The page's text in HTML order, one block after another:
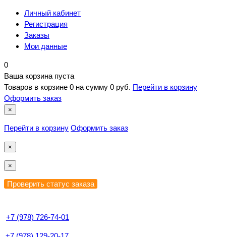
Личный кабинет
Регистрация
Заказы
Мои данные
0
Ваша корзина пуста
Товаров в корзине 0 на сумму 0 руб. Перейти в корзину
Оформить заказ
×
Перейти в корзину Оформить заказ
×
×
+7 (978) 726-74-01